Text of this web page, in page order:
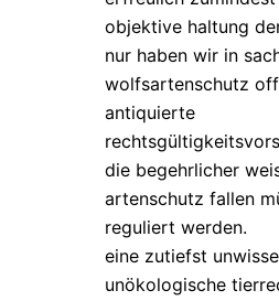
objektive haltung
nur haben wir in
wolfsartenschutz
antiquierte
die begehrlicher
artenschutz fallen
reguliert werden.
eine zutiefst
unökologische